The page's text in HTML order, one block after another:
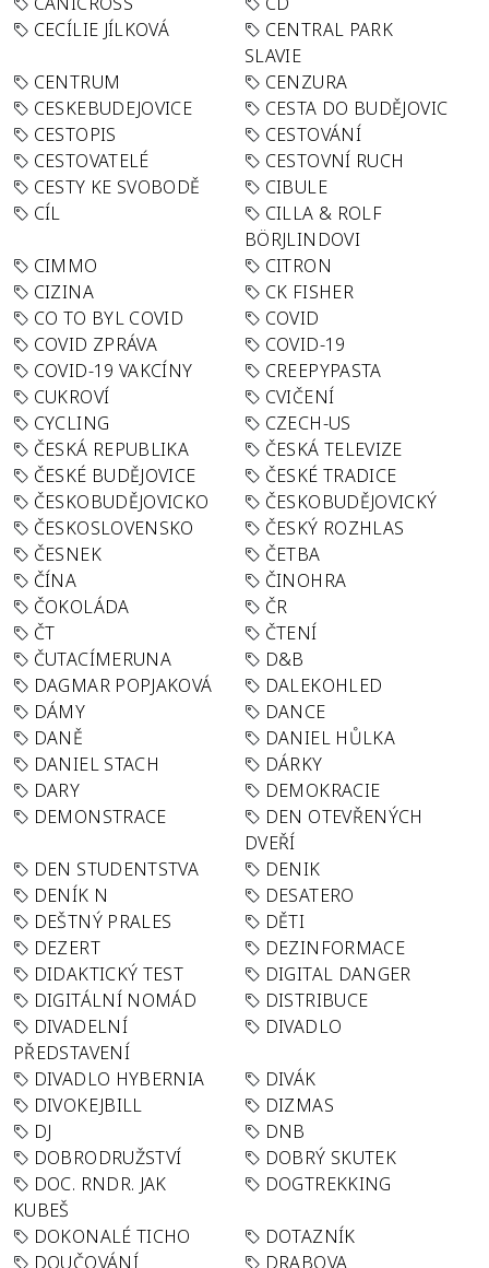
CECÍLIE JÍLKOVÁ
CENTRAL PARK
SLAVIE
CENTRUM
CENZURA
CESKEBUDEJOVICE
CESTA DO BUDĚJOVIC
CESTOPIS
CESTOVÁNÍ
CESTOVATELÉ
CESTOVNÍ RUCH
CESTY KE SVOBODĚ
CIBULE
CÍL
CILLA & ROLF
BÖRJLINDOVI
CIMMO
CITRON
CIZINA
CK FISHER
CO TO BYL COVID
COVID
COVID ZPRÁVA
COVID-19
COVID-19 VAKCÍNY
CREEPYPASTA
CUKROVÍ
CVIČENÍ
CYCLING
CZECH-US
ČESKÁ REPUBLIKA
ČESKÁ TELEVIZE
ČESKÉ BUDĚJOVICE
ČESKÉ TRADICE
ČESKOBUDĚJOVICKO
ČESKOBUDĚJOVICKÝ
ČESKOSLOVENSKO
ČESKÝ ROZHLAS
ČESNEK
ČETBA
ČÍNA
ČINOHRA
ČOKOLÁDA
ČR
ČT
ČTENÍ
ČUTACÍMERUNA
D&B
DAGMAR POPJAKOVÁ
DALEKOHLED
DÁMY
DANCE
DANĚ
DANIEL HŮLKA
DANIEL STACH
DÁRKY
DARY
DEMOKRACIE
DEMONSTRACE
DEN OTEVŘENÝCH
DVEŘÍ
DEN STUDENTSTVA
DENIK
DENÍK N
DESATERO
DEŠTNÝ PRALES
DĚTI
DEZERT
DEZINFORMACE
DIDAKTICKÝ TEST
DIGITAL DANGER
DIGITÁLNÍ NOMÁD
DISTRIBUCE
DIVADELNÍ
PŘEDSTAVENÍ
DIVADLO
DIVADLO HYBERNIA
DIVÁK
DIVOKEJBILL
DIZMAS
DJ
DNB
DOBRODRUŽSTVÍ
DOBRÝ SKUTEK
DOC. RNDR. JAK
KUBEŠ
DOGTREKKING
DOKONALÉ TICHO
DOTAZNÍK
DOUČOVÁNÍ
DRABOVA